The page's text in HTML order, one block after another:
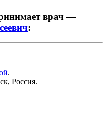
врач —
:
.
Россия.